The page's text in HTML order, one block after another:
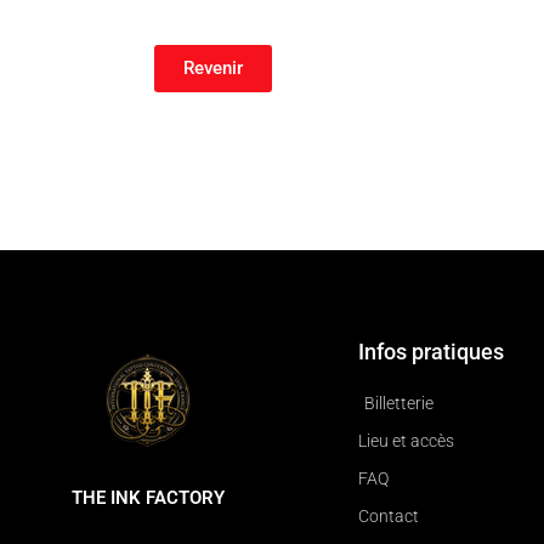
Revenir
THE INK FACTORY
Infos pratiques
Billetterie
Lieu et accès
FAQ
Contact